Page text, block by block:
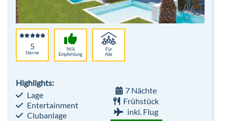
Entertainment
Clubanlage
Hotelbeschreibung
7 Nächte
Frühstück
p.P. ab 1.818 €
Grecotels Mandola Rosa
Griechenland, Peloponnes